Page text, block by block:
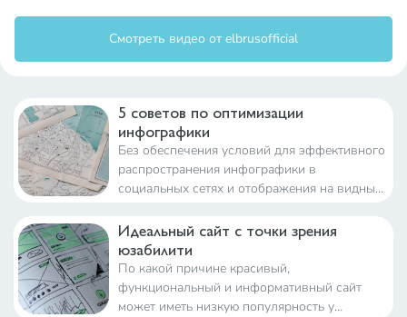
Смотреть видео от elbrusofficial
5 советов по оптимизации
инфографики
Без обеспечения условий для эффективного
распространения инфографики в
социальных сетях и отображения на видных
маркетологов и дизайнеров пойдут прахом
Идеальный сайт с точки зрения
юзабилити
По какой причине красивый,
функциональный и информативный сайт
может иметь низкую популярность у